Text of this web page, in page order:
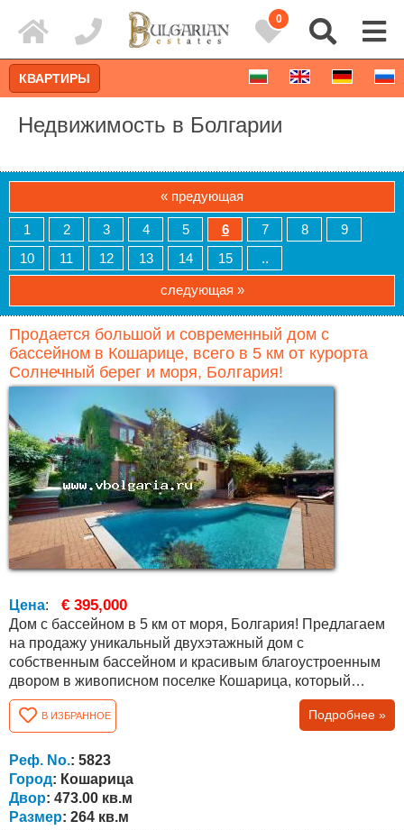
0
Расширенный поиск
КВАРТИРЫ
Недвижимость в Болгарии
« предующая
1 2 3 4 5 6 7 8
9
10
11 12 13 14 15 ..
следующая »
Продается большой и современный дом с
бассейном в Кошарице, всего в 5 км от курорта
Солнечный берег и моря, Болгария!
Цена: € 395,000
Дом с бассейном в 5 км от моря, Болгария! Предлагаем
на продажу уникальный двухэтажный дом с
собственным бассейном и красивым благоустроенным
двором в живописном поселке Кошарица, который
находится всего в 5 минутах езды на машине от
морского курорта Солнечный берег и с. Кошарица,
Святой Влас. Климат уникальный – сочетание свежего
морского и горного воздуха. В поселке отличная
инфраструктура - школа, детский сад, церковь,...
В ИЗБРАННОЕ Подробнее »
Реф. No.: 5823
Город: Кошарица
Двор: 473.00 кв.м
Размер: 264 кв.м